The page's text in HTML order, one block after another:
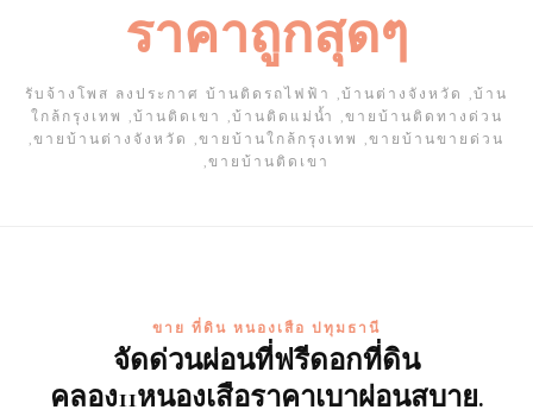
ราคาถูกสุดๆ
รับจ้างโพส ลงประกาศ บ้านติดรถไฟฟ้า ,บ้านต่างจังหวัด ,บ้าน
ใกล้กรุงเทพ ,บ้านติดเขา ,บ้านติดแม่น้ำ ,ขายบ้านติดทางด่วน
,ขายบ้านต่างจังหวัด ,ขายบ้านใกล้กรุงเทพ ,ขายบ้านขายด่วน
,ขายบ้านติดเขา
ขาย ที่ดิน หนองเสือ ปทุมธานี
จัดด่วนผ่อนที่ฟรีดอกที่ดิน
คลอง11หนองเสือราคาเบาผ่อนสบาย.